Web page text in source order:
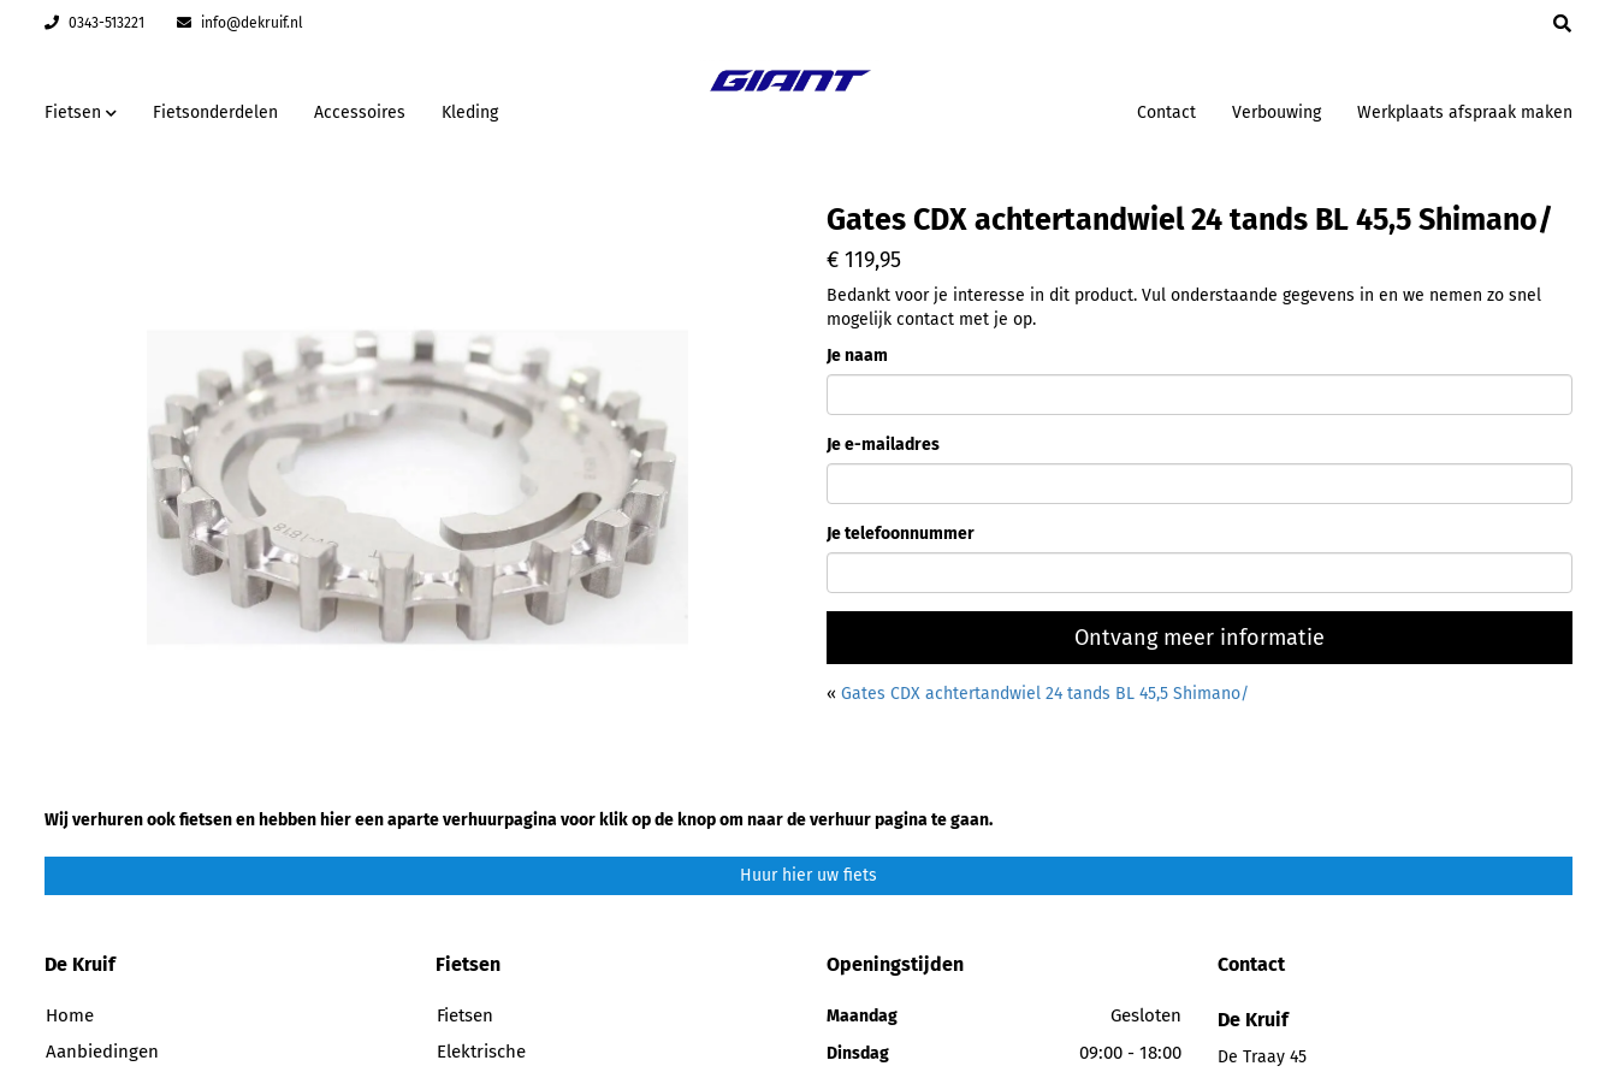
0343-513221 info@dekruif.nl
Fietsen Fietsonderdelen Accessoires Kleding Contact Verbouwing Werkplaats afspraak maken
Gates CDX achtertandwiel 24 tands BL 45,5 Shimano/
€ 119,95
Bedankt voor je interesse in dit product. Vul onderstaande gegevens in en we nemen zo snel
mogelijk contact met je op.
Je naam
Je e-mailadres
Je telefoonnummer
Ontvang meer informatie
« Gates CDX achtertandwiel 24 tands BL 45,5 Shimano/
Wij verhuren ook fietsen en hebben hier een aparte verhuurpagina voor klik op de knop om naar de verhuur pagina te gaan.
Huur hier uw fiets
De Kruif
Home
Aanbiedingen
Fietsen
Fietsen
Elektrische
Openingstijden
Maandag Gesloten
Dinsdag 09:00 - 18:00
Contact
De Kruif
De Traay 45